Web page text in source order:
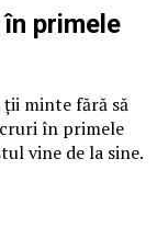
primele
ții minte fără să
în primele
vine de la sine.